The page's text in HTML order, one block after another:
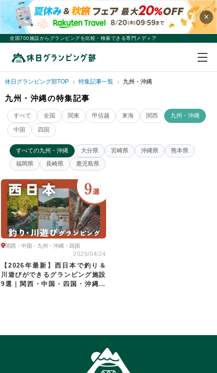
×
全国700施設からグランピングを比較・検索できる専門メディア
休日グランピング部TOP 特集記事一覧 九州・沖縄
九州・沖縄の特集記事
すべて 全国 関東 甲信越 東海 関西 九州・沖縄
中国 四国
すべての九州・沖縄 大分県 宮崎県 沖縄県
熊本県
福岡県
長崎県 鹿児島県
2026/04/24
関西・中国・九州・沖縄・四国
【2026年最新】西日本で釣り＆
川遊びができるグランピング施設
9選｜関西・中国・四国・沖縄の